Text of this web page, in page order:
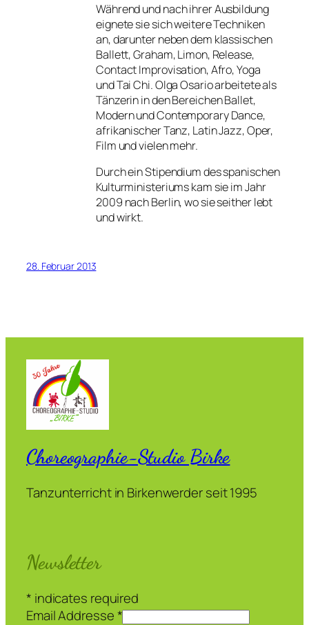
Während und nach ihrer Ausbildung
eignete sie sich weitere Techniken
an, darunter neben dem klassischen
Ballett, Graham, Limon, Release,
Contact Improvisation, Afro, Yoga
und Tai Chi. Olga Osario arbeitete als
Tänzerin in den Bereichen Ballet,
Modern und Contemporary Dance,
afrikanischer Tanz, Latin Jazz, Oper,
Film und vielen mehr.
Durch ein Stipendium des spanischen
Kulturministeriums kam sie im Jahr
2009 nach Berlin, wo sie seither lebt
und wirkt.
28. Februar 2013
Choreographie-Studio Birke
Tanzunterricht in Birkenwerder seit 1995
Newsletter
* indicates required
Email Addresse*